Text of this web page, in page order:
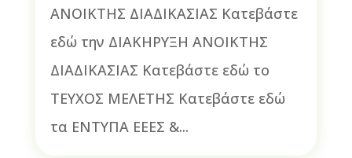
ΑΝΟΙΚΤΗΣ ΔΙΑΔΙΚΑΣΙΑΣ Κατεβάστε
εδώ την ΔΙΑΚΗΡΥΞΗ ΑΝΟΙΚΤΗΣ
ΔΙΑΔΙΚΑΣΙΑΣ Κατεβάστε εδώ το
ΤΕΥΧΟΣ ΜΕΛΕΤΗΣ Κατεβάστε εδώ
τα ΕΝΤΥΠΑ ΕΕΕΣ &...